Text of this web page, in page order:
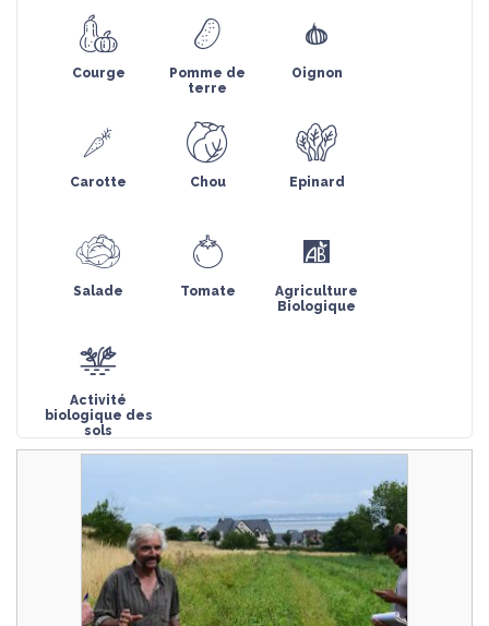
Courge
Pomme de
terre
Oignon
Carotte Chou Epinard
Salade Tomate
Agriculture
Biologique
Activité
biologique des
sols